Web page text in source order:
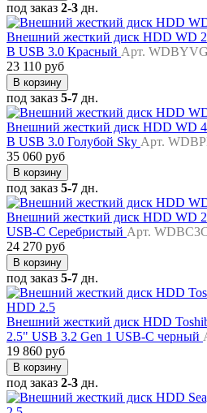
под заказ 2-3 дн.
Внешний жесткий диск HDD WD
B USB 3.0 Красный Арт.
23 110 руб
В корзину
под заказ 5-7 дн.
Внешний жесткий диск HDD WD
B USB 3.0 Голубой Sky Арт.
35 060 руб
В корзину
под заказ 5-7 дн.
Внешний жесткий диск HDD WD
USB-C Серебристый Арт.
24 270 руб
В корзину
под заказ 5-7 дн.
Внешний жесткий диск HDD
2.5" USB 3.2 Gen 1 USB-C черный
19 860 руб
В корзину
под заказ 2-3 дн.